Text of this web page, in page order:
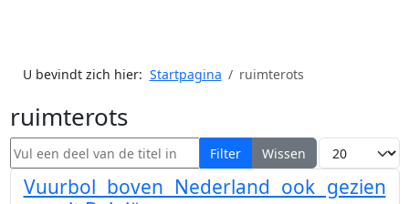
U bevindt zich hier: Startpagina ruimterots
ruimterots
Vul een deel van de titel in Filter Wissen Toon #
Vuurbol boven Nederland ook gezien